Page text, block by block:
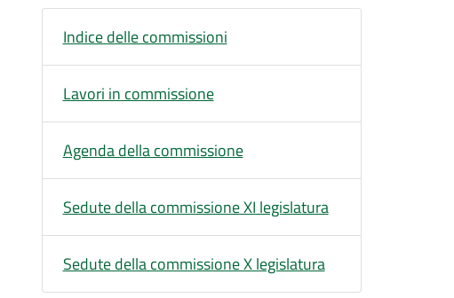
Indice delle commissioni
Lavori in commissione
Agenda della commissione
Sedute della commissione XI legislatura
Sedute della commissione X legislatura